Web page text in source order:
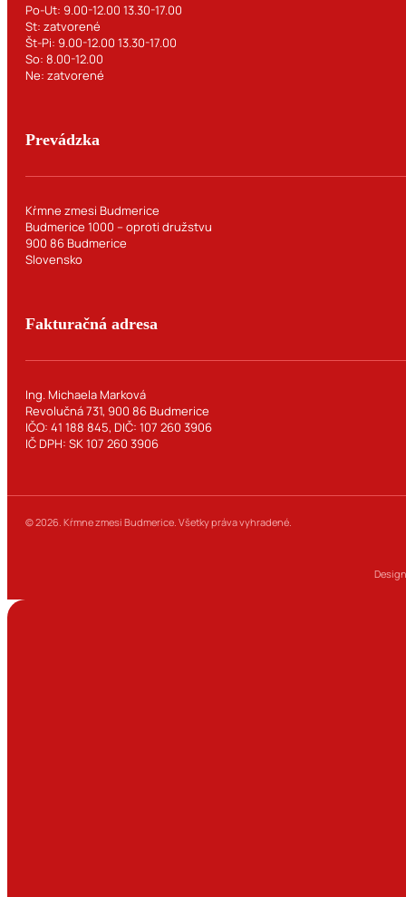
Po-Ut: 9.00-12.00 13.30-17.00
St: zatvorené
Št-Pi: 9.00-12.00 13.30-17.00
So: 8.00-12.00
Ne: zatvorené
Prevádzka
Kŕmne zmesi Budmerice
Budmerice 1000 – oproti družstvu
900 86 Budmerice
Slovensko
Fakturačná adresa
Ing. Michaela Marková
Revolučná 731, 900 86 Budmerice
IČO: 41 188 845, DIČ: 107 260 3906
IČ DPH: SK 107 260 3906
© 2026. Kŕmne zmesi Budmerice. Všetky práva vyhradené.